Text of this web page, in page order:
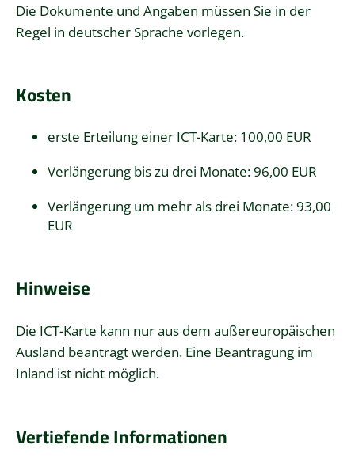
Die Dokumente und Angaben müssen Sie in der
Regel in deutscher Sprache vorlegen.
Kosten
erste Erteilung einer ICT-Karte: 100,00 EUR
Verlängerung bis zu drei Monate: 96,00 EUR
Verlängerung um mehr als drei Monate: 93,00
EUR
Hinweise
Die ICT-Karte kann nur aus dem außereuropäischen
Ausland beantragt werden. Eine Beantragung im
Inland ist nicht möglich.
Vertiefende Informationen